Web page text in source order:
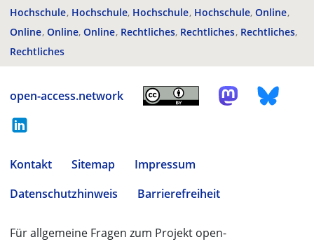
Hochschule Hochschule Hochschule Hochschule Online
Online Online Online Rechtliches Rechtliches Rechtliches
Rechtliches
open-access.network
Kontakt Sitemap
Impressum
Datenschutzhinweis
Barrierefreiheit
Für allgemeine Fragen zum Projekt open-